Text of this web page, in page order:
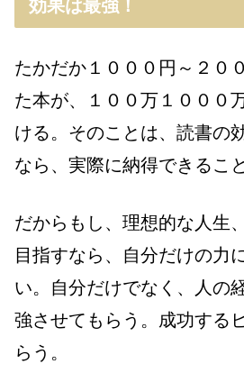
効果は最強！
たかだか１０００円～２０
た本が、１００万１０００
ける。そのことは、読書の
なら、実際に納得できるこ
だからもし、理想的な人生
目指すなら、自分だけの力
い。自分だけでなく、人の
強させてもらう。成功する
らう。